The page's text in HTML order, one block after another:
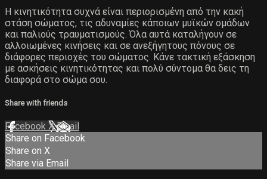
Η κινητικότητα συχνά είναι περιορισμένη από την κακή
στάση σώματος, τις αδυναμίες κάποιων μυϊκών ομάδων
και παλιούς τραυματισμούς. Όλα αυτά καταλήγουν σε
αλλοιωμένες κινήσεις και σε ανεξήγητους πόνους σε
διάφορες περιοχές του σώματος. Κάνε τακτική εξάσκηση
με ασκήσεις κινητικότητας και πολύ σύντομα θα δεις τη
διαφορά στο σώμα σου.
Share with friends
Facebook XEmail
Share on Facebook
Share on X
Share via Email